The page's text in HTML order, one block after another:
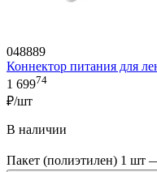
048889
Коннектор питания для
1 69974
₽/шт
В наличии
Пакет (полиэтилен) 1 шт